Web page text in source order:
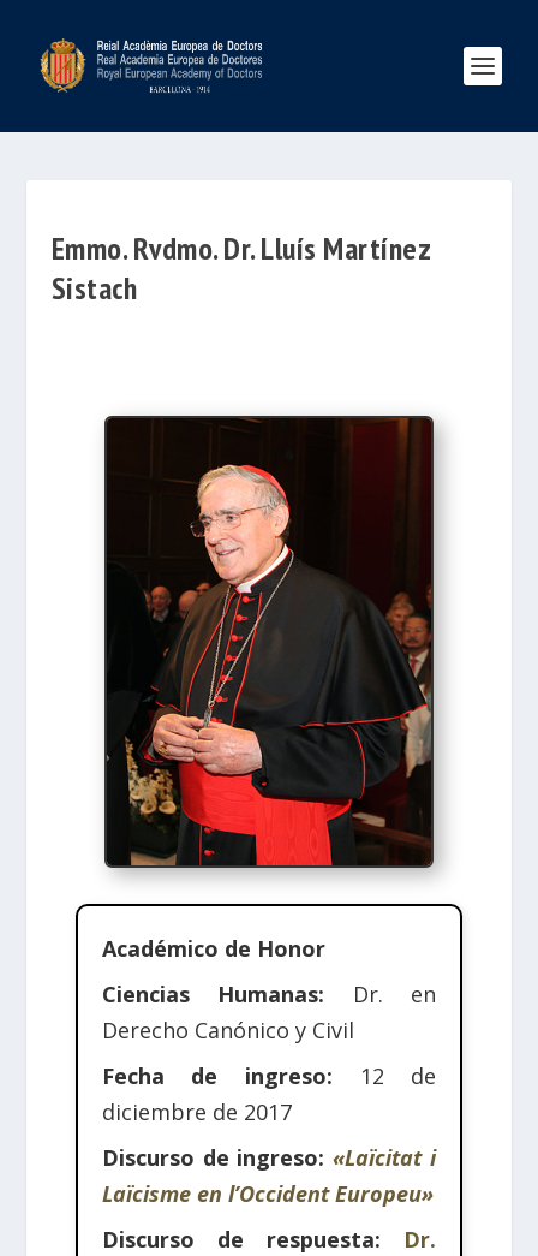
Emmo. Rvdmo. Dr. Lluís Martínez
Sistach
Académico de Honor
Ciencias Humanas: Dr. en
Derecho Canónico y Civil
Fecha de ingreso: 12 de
diciembre de 2017
Discurso de ingreso:«Laïcitat i
Laïcisme en l’Occident Europeu»
Discurso de respuesta: Dr.